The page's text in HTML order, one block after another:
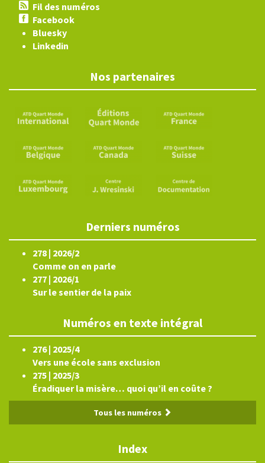
Fil des numéros
Facebook
Bluesky
Linkedin
Nos partenaires
Derniers numéros
278 | 2026/2
Comme on en parle
277 | 2026/1
Sur le sentier de la paix
Numéros en texte intégral
276 | 2025/4
Vers une école sans exclusion
275 | 2025/3
Éradiquer la misère… quoi qu’il en coûte ?
Tous les numéros
Index